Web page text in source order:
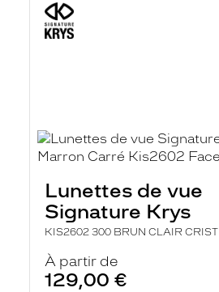
Lunettes de vue
Signature Krys
KIS2602 300 BRUN CLAIR CRIST
À partir de
129,00 €